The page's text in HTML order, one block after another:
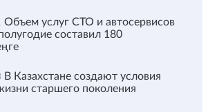
Объем услуг СТО и автосервисов
составил 180
В Казахстане создают условия
старшего поколения